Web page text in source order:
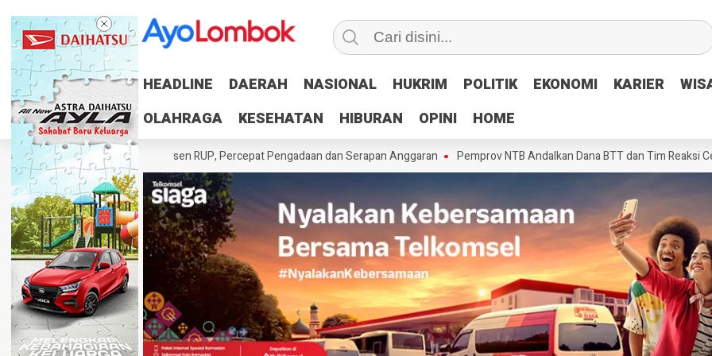
HEADLINE DAERAH NASIONAL HUKRIM POLITIK EKONOMI KARIER
OLAHRAGA
KESEHATAN HIBURAN OPINI HOME
HEADLINE DAERAH NASIONAL HUKRIM POLITIK EKONOMI KARIER
OLAHRAGA
KESEHATAN HIBURAN OPINI HOME
Tuntaskan 100 Persen RUP, Percepat Pengadaan dan Serapan Anggaran Pemprov NTB Andalkan Dana BTT dan Tim Reaksi Cepat